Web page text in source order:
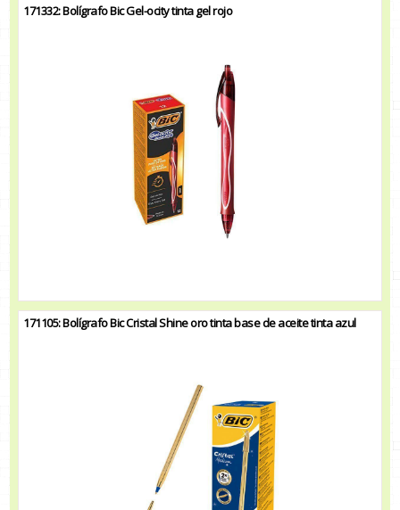
171332: Bolígrafo Bic Gel-ocity tinta gel rojo
171105: Bolígrafo Bic Cristal Shine oro tinta base de aceite tinta azul